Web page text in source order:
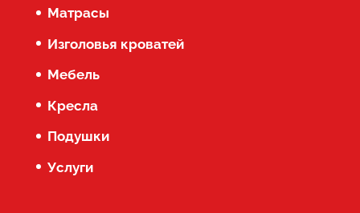
Матрасы
Изголовья кроватей
Мебель
Кресла
Подушки
Услуги